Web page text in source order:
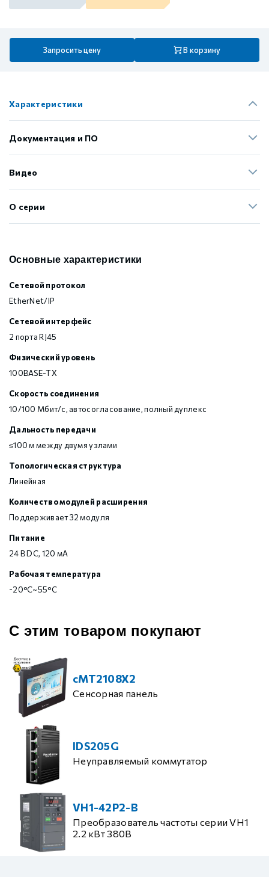
Запросить цену В корзину
Характеристики
Документация и ПО
Видео
О серии
Основные характеристики
Сетевой протокол
EtherNet/IP
Сетевой интерфейс
2 порта RJ45
Физический уровень
100BASE-TX
Скорость соединения
10/100 Мбит/с, автосогласование, полный дуплекс
Дальность передачи
≤100 м между двумя узлами
Топологическая структура
Линейная
Количество модулей расширения
Поддерживает 32 модуля
Питание
24 В DC, 120 мА
Рабочая температура
-20°C~55°C
С этим товаром покупают
cMT2108X2
Сенсорная панель
IDS205G
Неуправляемый коммутатор
VH1-42P2-B
Преобразователь частоты серии VH1
2.2 кВт 380В